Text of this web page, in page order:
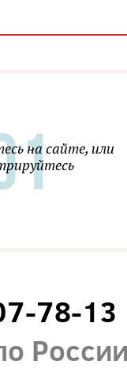
на сайте, или
78-13